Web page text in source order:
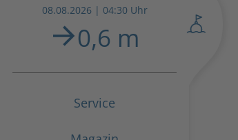
08.08.2026 | 04:30 Uhr
0,6 m
Service